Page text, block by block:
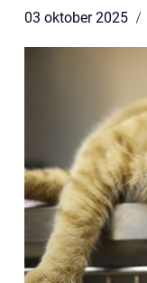
03 oktober 2025